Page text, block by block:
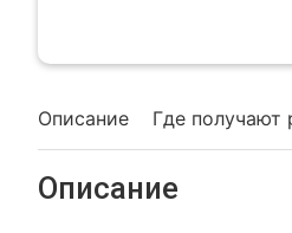
Описание Где получают
Описание